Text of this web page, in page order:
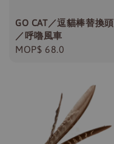
GO CAT／逗貓棒替換頭
／呼嚕風車
Regular
MOP$ 68.0